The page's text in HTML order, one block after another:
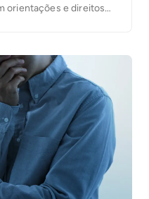
orientações e direitos
forma mais segura e